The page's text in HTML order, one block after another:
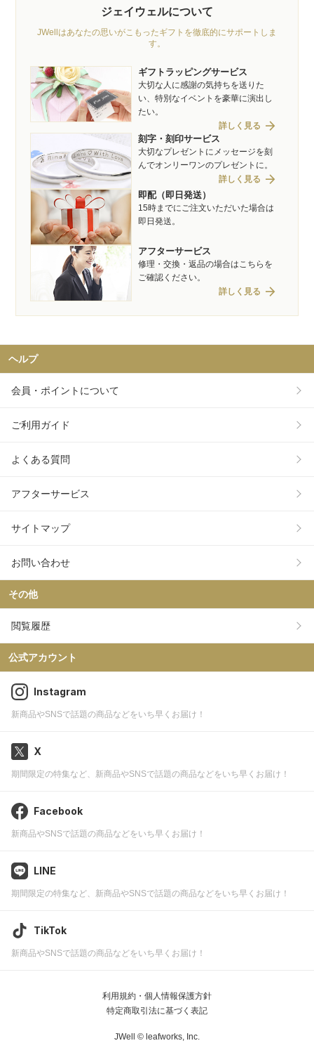
ジェイウェルについて
JWellはあなたの思いがこもったギフトを徹底的にサポートしま
す。
ギフトラッピングサービス
大切な人に感謝の気持ちを送りた
い、特別なイベントを豪華に演出し
たい。
詳しく見る arrow_forward
刻字・刻印サービス
大切なプレゼントにメッセージを刻
んでオンリーワンのプレゼントに。
詳しく見る arrow_forward
即配（即日発送）
15時までにご注文いただいた場合は
即日発送。
アフターサービス
修理・交換・返品の場合はこちらを
ご確認ください。
詳しく見る arrow_forward
ヘルプ
会員・ポイントについて
ご利用ガイド
よくある質問
アフターサービス
サイトマップ
お問い合わせ
その他
閲覧履歴
公式アカウント
Instagram
新商品やSNSで話題の商品などをいち早くお届け！
X
期間限定の特集など、新商品やSNSで話題の商品などをいち早くお届け！
Facebook
新商品やSNSで話題の商品などをいち早くお届け！
LINE
期間限定の特集など、新商品やSNSで話題の商品などをいち早くお届け！
TikTok
新商品やSNSで話題の商品などをいち早くお届け！
利用規約・個人情報保護方針
特定商取引法に基づく表記
JWell © leafworks, Inc.